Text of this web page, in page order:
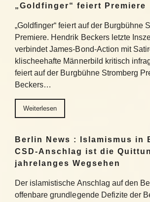
„Goldfinger“ feiert Premiere
„Goldfinger“ feiert auf der Burgbühne
Premiere. Hendrik Beckers letzte
verbindet James-Bond-Action mit
klischeehafte Männerbild kritisch
feiert auf der Burgbühne Stromberg
Beckers…
Weiterlesen
Berlin News : Islamismus in
CSD-Anschlag ist die
jahrelanges Wegsehen
Der islamistische Anschlag auf den
offenbare grundlegende Defizite der